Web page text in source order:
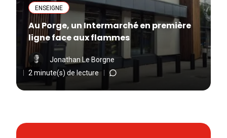
ENSEIGNE
Au Porge, un Intermarché en première
ligne face aux flammes
Jonathan Le Borgne
2 minute(s) de lecture